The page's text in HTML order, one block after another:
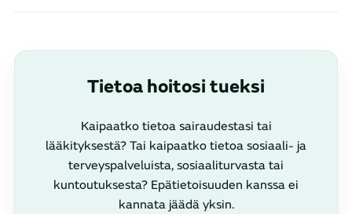
vastauksia ja kirjaa ne halutessasi itsellesi ylös.
Voit palata samoihin kysymyksiin aika ajoin.
Mihin olet tyytyväinen hoidossasi?
Mihin et ole tyytyväinen hoidossasi?
Mistä kaipaisit lisää tietoa sairauteesi liittyen?
Millä tavoin olet itse edistänyt sairautesi
Tietoa hoitosi tueksi
Kaipaatko tietoa sairaudestasi tai
lääkityksestä? Tai kaipaatko tietoa sosiaali- ja
terveyspalveluista, sosiaaliturvasta tai
kuntoutuksesta? Epätietoisuuden kanssa ei
kannata jäädä yksin.